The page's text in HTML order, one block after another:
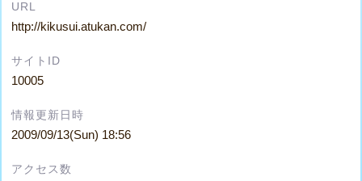
URL
http://kikusui.atukan.com/
サイトID
10005
情報更新日時
2009/09/13(Sun) 18:56
アクセス数